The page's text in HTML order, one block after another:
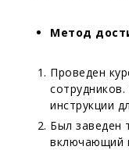
Метод
Проведен
инструкции
Был заведен
включающий